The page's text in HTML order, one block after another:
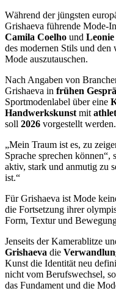
Während der jüngsten
Grishaeva führende Mode-
Camila Coelho und
des modernen Stils und
Mode auszutauschen.
Nach Angaben von
Grishaeva in frühen
Sportmodenlabel über eine
Handwerkskunst mit
soll 2026 vorgestellt werden.
„Mein Traum ist es, zu
Sprache sprechen können“,
aktiv, stark und anmutig zu
ist.“
Für Grishaeva ist Mode
die Fortsetzung ihrer
Form, Textur und
Jenseits der Kamerablitze
Grishaeva die
Kunst die Identität neu
nicht vom Berufswechsel,
das Fundament und die